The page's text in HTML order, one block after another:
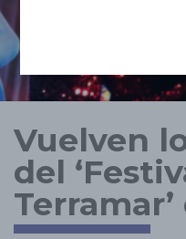
Vuelven
del